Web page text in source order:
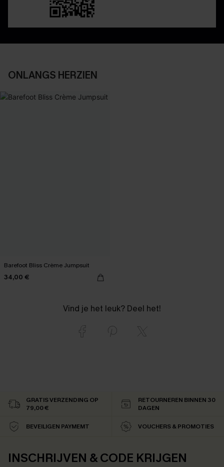
ONLANGS HERZIEN
Barefoot Bliss Crème Jumpsuit
34,00 €
Vind je het leuk? Deel het!
GRATIS VERZENDING OP
79,00 €
RETOURNEREN BINNEN 30
DAGEN
BEVEILIGEN PAYMEMT VOUCHERS & PROMOTIES
INSCHRIJVEN & CODE KRIJGEN